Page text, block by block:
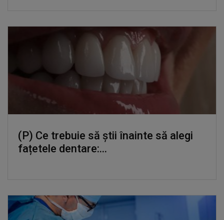
(P) Ce trebuie să știi înainte să alegi
fațetele dentare:...